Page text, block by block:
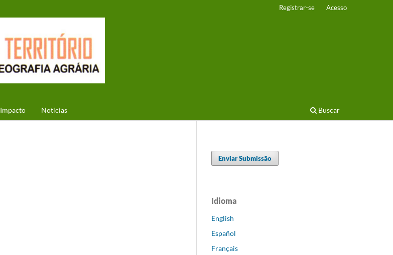
Impacto Notícias Buscar
Registrar-se Acesso
Enviar Submissão
Idioma
English
Español
Français